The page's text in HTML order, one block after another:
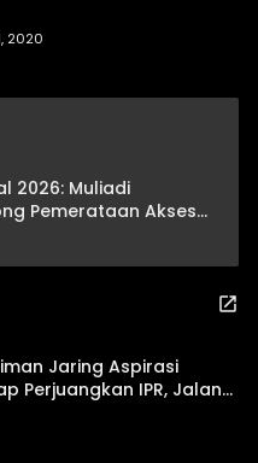
2020
2026: Muliadi
Pemerataan Akses
Digital Anak Sulut
Jaring Aspirasi
Perjuangkan IPR, Jalan
UMKM